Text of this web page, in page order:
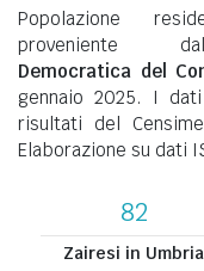
Popolazione
proveniente
Democratica del
gennaio 2025. I
risultati del
Elaborazione su dati
82
Zairesi in Umbria